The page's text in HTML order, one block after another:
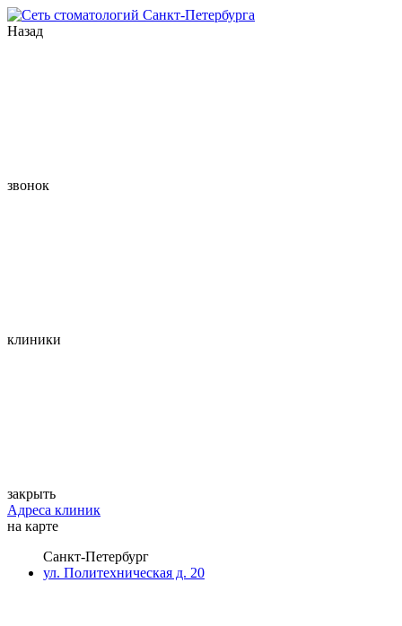
Назад
звонок
клиники
закрыть
Адреса клиник
на карте
Санкт-Петербург
ул. Политехническая д. 20